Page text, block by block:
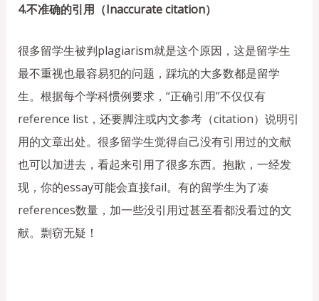
4.不准确的引用（Inaccurate citation）
很多留学生被判plagiarism就是这个原因，这是留学生
最不重视也最容易犯的问题，踩坑的大多数都是留学
生。根据每个学科惯例要求，“正确引用”不仅仅有
reference list，还要脚注或内文参考（citation）说明引
用的文章出处。很多留学生觉得自己没有引用过的文献
也可以加进去，看起来引用了很多东西。抱歉，一经发
现，你的essay可能会直接fail。有的留学生为了凑
references数量，加一些没引用过甚至看都没看过的文
献。剽窃无疑！